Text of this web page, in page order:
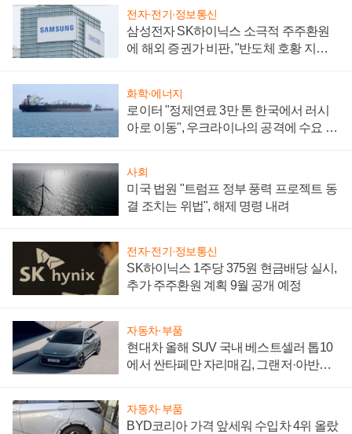
전자·전기·정보통신
삼성전자 SK하이닉스 소극적 주주환원
에 해외 증권가 비판, "반도체 호황 지속
화학·에너지
로이터 "정제연료 3만 톤 한국에서 러시
아로 이동", 우크라이나의 공격에 수요 늘
사회
미국 법원 "트럼프 정부 풍력 프로젝트 동
결 조치는 위법", 해제 명령 내려
전자·전기·정보통신
SK하이닉스 1주당 375원 현금배당 실시,
추가 주주환원 계획 9월 공개 예정
자동차·부품
현대차 올해 SUV 국내 베스트셀러 톱10
에서 싼타페만 자리매김, 그랜저·아반떼
자동차·부품
BYD코리아 가격 앞세워 수입차 4위 올랐